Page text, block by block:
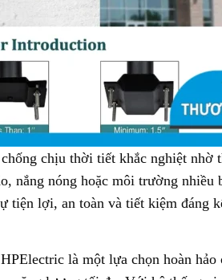
chịu thời tiết khắc nghiệt nhờ
nắng nóng hoặc môi trường
tiện lợi, an toàn và tiết kiệm đáng
là một lựa chọn hoàn hảo